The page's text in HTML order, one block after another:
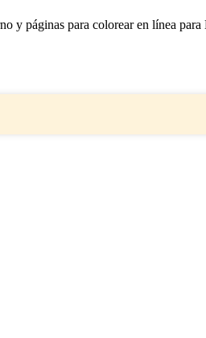
y páginas para colorear en línea